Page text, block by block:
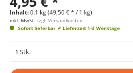
Inhalt:0.1 kg (49,50 € * / 1 kg)
inkl. MwSt. zzgl. Versandkosten
Sofort lieferbar ✔ Lieferzeit 1-3 Werktage